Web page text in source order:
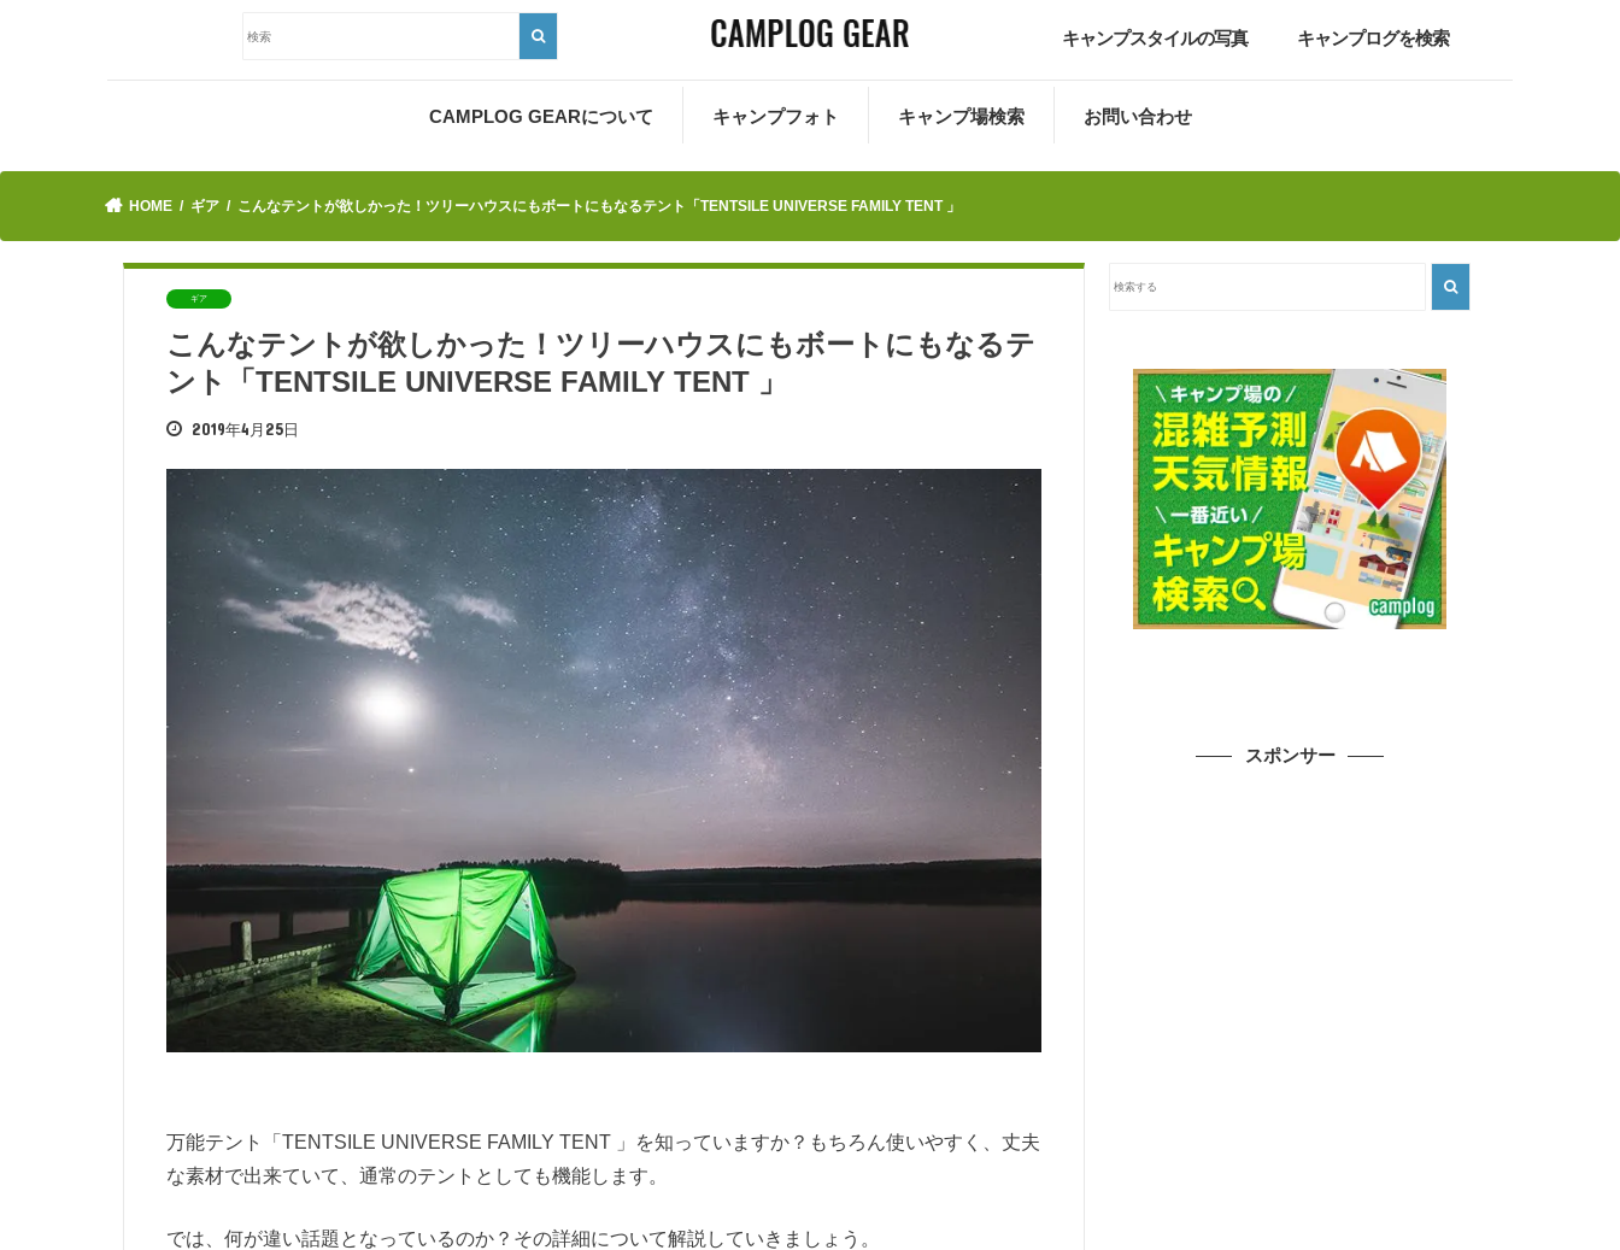
キャンプスタイルの写真 キャンプログを検索
CAMPLOG GEARについて キャンプフォト キャンプ場検索 お問い合わせ
HOME ギア こんなテントが欲しかった！ツリーハウスにもボートにもなるテント「TENTSILE UNIVERSE FAMILY TENT 」
ギア
こんなテントが欲しかった！ツリーハウスにもボートにもなるテ
ント「TENTSILE UNIVERSE FAMILY TENT 」
2019年4月25日
万能テント「TENTSILE UNIVERSE FAMILY TENT 」を知っていますか？もちろん使いやすく、丈夫
な素材で出来ていて、通常のテントとしても機能します。
では、何が違い話題となっているのか？その詳細について解説していきましょう。
スポンサー